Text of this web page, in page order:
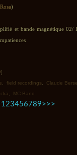
)
et bande magnétique 02/
]
field recordings Claude
MC Band
123456 789>>>